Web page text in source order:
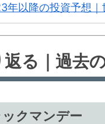
年以降の投資予想
る｜過去
クマンデー